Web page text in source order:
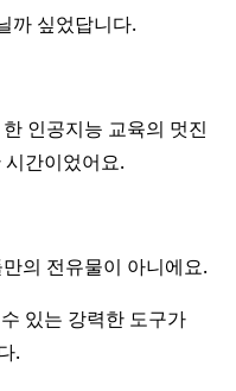
까 싶었답니다.
인공지능 교육의 멋진
간이었어요.
의 전유물이 아니에요.
있는 강력한 도구가
.